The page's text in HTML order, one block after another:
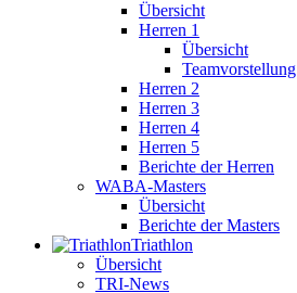
Übersicht
Herren 1
Übersicht
Teamvorstellung
Herren 2
Herren 3
Herren 4
Herren 5
Berichte der Herren
WABA-Masters
Übersicht
Berichte der Masters
Triathlon
Übersicht
TRI-News